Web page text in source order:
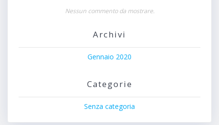
Nessun commento da mostrare.
Archivi
Gennaio 2020
Categorie
Senza categoria